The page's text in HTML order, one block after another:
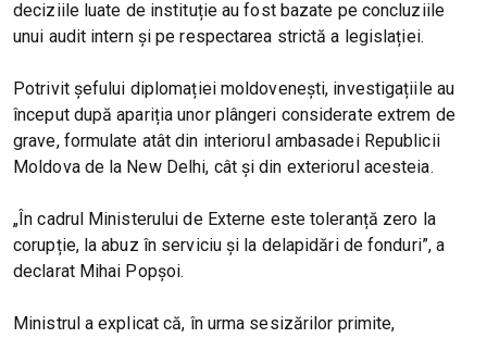
deciziile luate de instituție au fost bazate pe concluziile
unui audit intern și pe respectarea strictă a legislației.
Potrivit șefului diplomației moldovenești, investigațiile au
început după apariția unor plângeri considerate extrem de
grave, formulate atât din interiorul ambasadei Republicii
Moldova de la New Delhi, cât și din exteriorul acesteia.
„În cadrul Ministerului de Externe este toleranță zero la
corupție, la abuz în serviciu și la delapidări de fonduri”, a
declarat Mihai Popșoi.
Ministrul a explicat că, în urma sesizărilor primite,